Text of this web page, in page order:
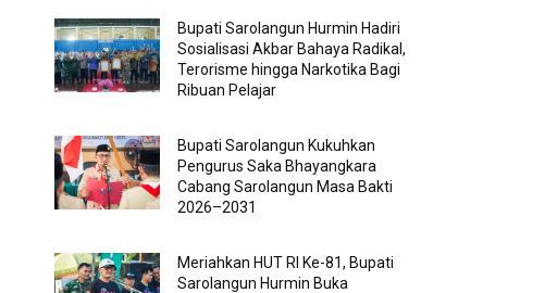
Bupati Sarolangun Hurmin Hadiri
Sosialisasi Akbar Bahaya Radikal,
Terorisme hingga Narkotika Bagi
Ribuan Pelajar
Bupati Sarolangun Kukuhkan
Pengurus Saka Bhayangkara
Cabang Sarolangun Masa Bakti
2026–2031
Meriahkan HUT RI Ke-81, Bupati
Sarolangun Hurmin Buka